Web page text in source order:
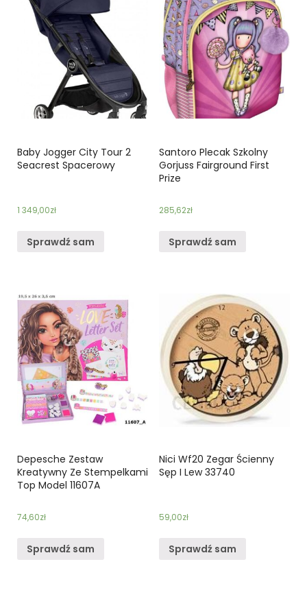
Baby Jogger City Tour 2
Seacrest Spacerowy
1 349,00zł
Sprawdź sam
Santoro Plecak Szkolny
Gorjuss Fairground First
Prize
285,62zł
Sprawdź sam
Depesche Zestaw
Kreatywny Ze Stempelkami
Top Model 11607A
74,60zł
Sprawdź sam
Nici Wf20 Zegar Ścienny
Sęp I Lew 33740
59,00zł
Sprawdź sam